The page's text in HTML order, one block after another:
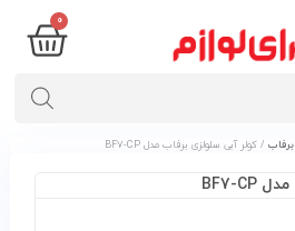
0
برفاب/ کولر آبی سلولزی برفاب مدل BF7-CP